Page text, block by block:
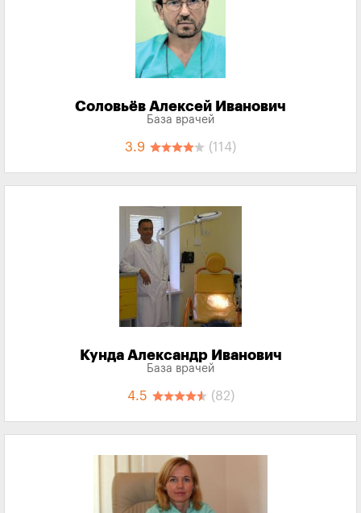
Соловьёв Алексей Иванович
База врачей
3.9 (114)
Кунда Александр Иванович
База врачей
4.5 (82)